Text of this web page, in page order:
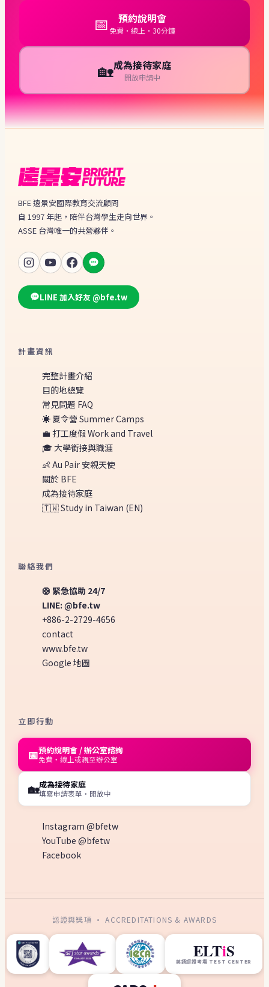
📅 預約說明會
免費・線上・30分鐘
🏡成為接待家庭
開放申請中
BFE 遠景安國際教育交流顧問
自 1997 年起，陪伴台灣學生走向世界。
ASSE 台灣唯一的共營夥伴。
LINE 加入好友 @bfe.tw
計畫資訊
完整計畫介紹
目的地總覽
常見問題 FAQ
☀️ 夏令營 Summer Camps
💼 打工度假 Work and Travel
🎓 大學銜接與職涯
👶 Au Pair 安親天使
關於 BFE
成為接待家庭
🇹🇼 Study in Taiwan (EN)
聯絡我們
🛟 緊急協助 24/7
LINE: @bfe.tw
+886-2-2729-4656
contact
www.bfe.tw
Google 地圖
立即行動
📅預約說明會 / 辦公室諮詢
免費・線上或親至辦公室
🏡成為接待家庭
填寫申請表單・開放中
Instagram @bfetw
YouTube @bfetw
Facebook
認證與獎項 · ACCREDITATIONS & AWARDS
ELTiS
英語認證考場 TEST CENTER